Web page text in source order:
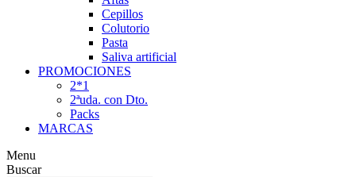
Cepillos
Colutorio
Pasta
Saliva artificial
PROMOCIONES
2*1
2ªuda. con Dto.
Packs
MARCAS
Menu
Buscar